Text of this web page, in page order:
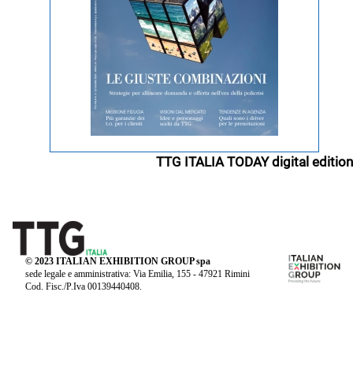
TTG ITALIA TODAY digital edition
© 2023 ITALIAN EXHIBITION GROUP spa
sede legale e amministrativa: Via Emilia, 155 - 47921 Rimini
Cod. Fisc./P.Iva 00139440408.